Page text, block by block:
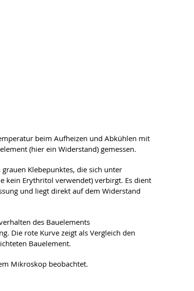
beim Aufheizen und Abkühlen mit
(hier ein Widerstand) gemessen.
Klebepunktes, die sich unter
kein Erythritol verwendet) verbirgt. Es dient
und liegt direkt auf dem Widerstand
des Bauelements
Die rote Kurve zeigt als Vergleich den
Bauelement.
Mikroskop beobachtet.